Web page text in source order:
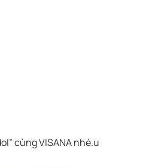
cùng VISANA nhé.u